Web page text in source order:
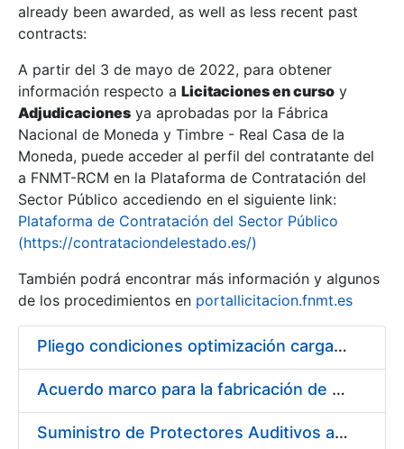
Show/Hide
Show/Hide
Show/Hide
already been awarded, as well as less recent past
contracts:
A partir del 3 de mayo de 2022, para obtener
información respecto a Licitaciones en curso y
Adjudicaciones ya aprobadas por la Fábrica
Nacional de Moneda y Timbre - Real Casa de la
Moneda, puede acceder al perfil del contratante del
a FNMT-RCM en la Plataforma de Contratación del
Sector Público accediendo en el siguiente link:
Plataforma de Contratación del Sector Público
(https://contrataciondelestado.es/)
También podrá encontrar más información y algunos
de los procedimientos en portallicitacion.fnmt.es
Pliego condiciones optimización cargas compras firmado
Acuerdo marco para la fabricación de piezas
Suministro de Protectores Auditivos a medida para las personas trabajadoras de los Centros de Trabajo de Madrid y Burgos